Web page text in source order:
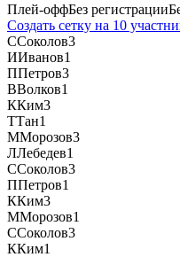
Плей-оффБез регистрации
Создать сетку на 10
ССоколов3
ИИванов1
ППетров3
ВВолков1
ККим3
ТТан1
ММорозов3
ЛЛебедев1
ССоколов3
ППетров1
ККим3
ММорозов1
ССоколов3
ККим1